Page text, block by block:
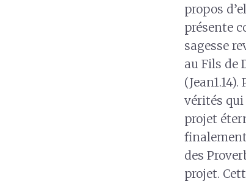
propos
présente
sagesse
au Fils de
vérités
projet
des
projet.